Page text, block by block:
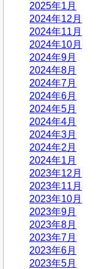
2025年1月
2024年12月
2024年11月
2024年10月
2024年9月
2024年8月
2024年7月
2024年6月
2024年5月
2024年4月
2024年3月
2024年2月
2024年1月
2023年12月
2023年11月
2023年10月
2023年9月
2023年8月
2023年7月
2023年6月
2023年5月